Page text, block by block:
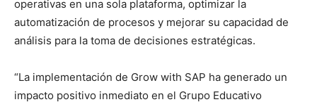
operativas en una sola plataforma, optimizar la
automatización de procesos y mejorar su capacidad de
análisis para la toma de decisiones estratégicas.
“La implementación de Grow with SAP ha generado un
impacto positivo inmediato en el Grupo Educativo